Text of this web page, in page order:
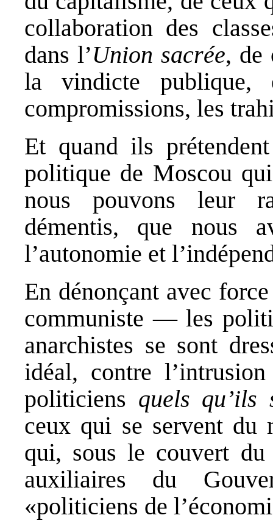
collaboration des
dans l’Union sacrée, de
la vindicte
compromissions, les
Et quand ils
politique de Moscou
nous pouvons leur
démentis, que nous
l’autonomie et
En dénonçant avec
communiste — les
anarchistes se sont
idéal, contre
politiciens quels qu’ils
ceux qui se servent du
qui, sous le couvert du
auxiliaires du
«politiciens de